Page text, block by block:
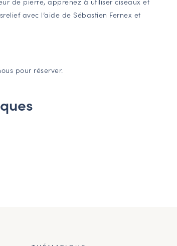
avec l’aide de Sébastien Fernex et
pour réserver.